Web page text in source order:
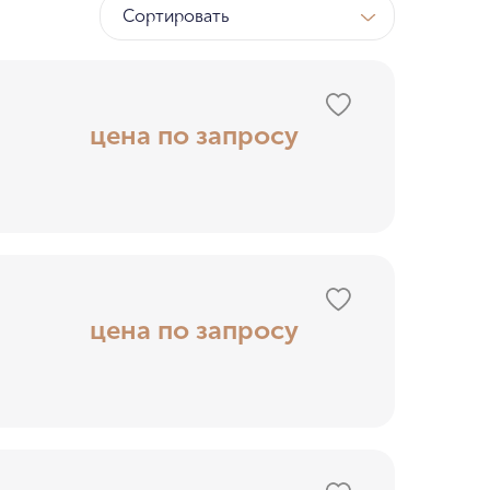
Сортировать
цена по запросу
цена по запросу